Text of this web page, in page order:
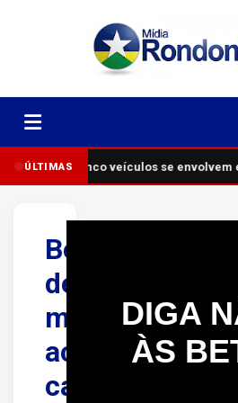
ÚLTIMASCinco veículos se envolvem
Bombeiros
deixam
motociclista
acidentado
cair
DIGA
ÀS